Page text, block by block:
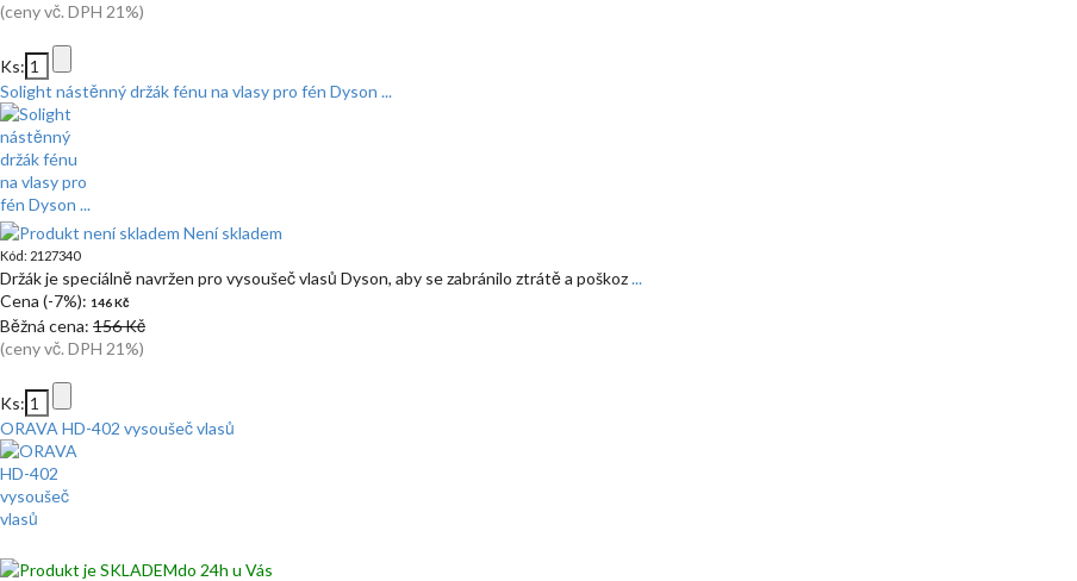
(ceny vč. DPH 21%)
Ks:
Solight nástěnný držák fénu na vlasy pro fén Dyson ...
Není skladem
Kód: 2127340
Držák je speciálně navržen pro vysoušeč vlasů Dyson, aby se zabránilo ztrátě a poškoz...
Cena (-7%): 146 Kč
Běžná cena: 156 Kč
(ceny vč. DPH 21%)
Ks:
ORAVA HD-402 vysoušeč vlasů
do 24h u Vás